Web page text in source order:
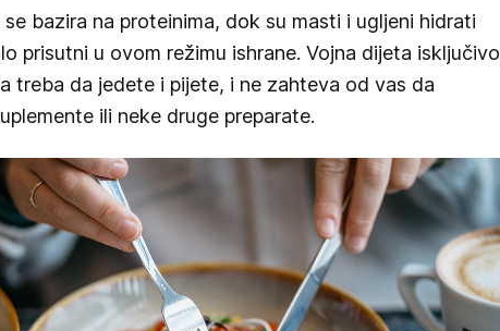
se bazira na proteinima, dok su masti i ugljeni hidrati
prisutni u ovom režimu ishrane. Vojna dijeta isključivo
treba da jedete i pijete, i ne zahteva od vas da
ili neke druge preparate.